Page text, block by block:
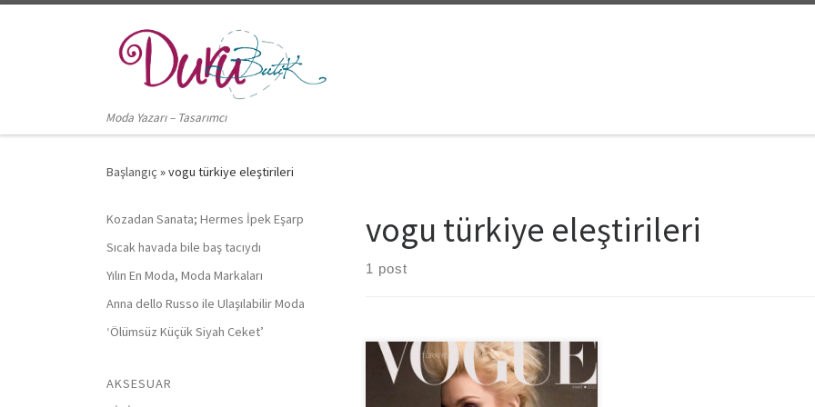
Moda Yazarı – Tasarımcı
Başlangıç »vogu türkiye eleştirileri
vogu türkiye eleştirileri
1 post
Vogue’un Türkiye sayısı hakkında ne
düşünüyorsun diye fikrimi soranlar
Kozadan Sanata; Hermes İpek Eşarp
Sıcak havada bile baş tacıydı
Yılın En Moda, Moda Markaları
Anna dello Russo ile Ulaşılabilir Moda
‘Ölümsüz Küçük Siyah Ceket’
AKSESUAR